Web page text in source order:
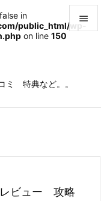
in
public_html/wp-
on line 150
特典など。。


ビュー 攻略